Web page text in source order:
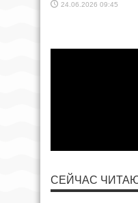
24.06.2026 09:45
СЕЙЧАС